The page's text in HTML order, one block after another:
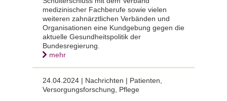
medizinischer Fachberufe sowie vielen
weiteren zahnärztlichen Verbänden und
Organisationen eine Kundgebung gegen die
aktuelle Gesundheitspolitik der
Bundesregierung.
mehr
24.04.2024 | Nachrichten | Patienten,
Versorgungsforschung, Pflege